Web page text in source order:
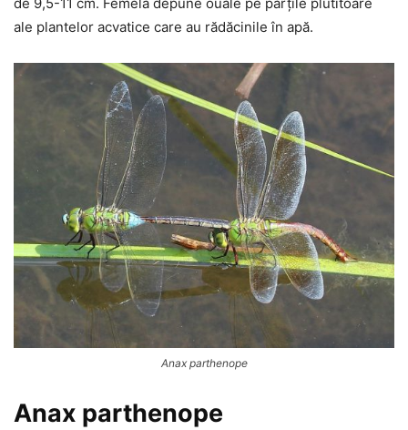
ale plantelor acvatice care au rădăcinile în apă.
Anax parthenope
Anax parthenope